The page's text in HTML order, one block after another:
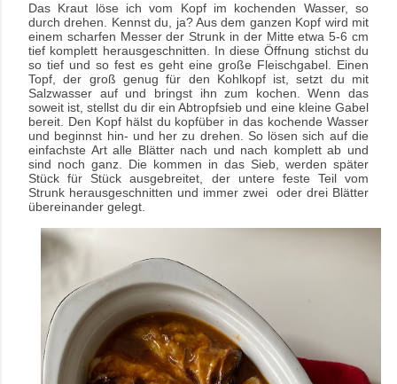
Das Kraut löse ich vom Kopf im kochenden Wasser, so
durch drehen. Kennst du, ja? Aus dem ganzen Kopf wird mit
einem scharfen Messer der Strunk in der Mitte etwa 5-6 cm
tief komplett herausgeschnitten. In diese Öffnung stichst du
so tief und so fest es geht eine große Fleischgabel. Einen
Topf, der groß genug für den Kohlkopf ist, setzt du mit
Salzwasser auf und bringst ihn zum kochen. Wenn das
soweit ist, stellst du dir ein Abtropfsieb und eine kleine Gabel
bereit. Den Kopf hälst du kopfüber in das kochende Wasser
und beginnst hin- und her zu drehen. So lösen sich auf die
einfachste Art alle Blätter nach und nach komplett ab und
sind noch ganz. Die kommen in das Sieb, werden später
Stück für Stück ausgebreitet, der untere feste Teil vom
Strunk herausgeschnitten und immer zwei
oder drei Blätter
übereinander gelegt.